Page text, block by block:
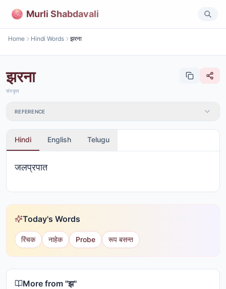
Murli Shabdavali
Home Hindi Words झरना
झरना
संस्कृत
REFERENCE
Hindi English Telugu
जलप्रपात
Today's Words
रिंचक नाहेक Probe रूप बसन्त
More from "झ"